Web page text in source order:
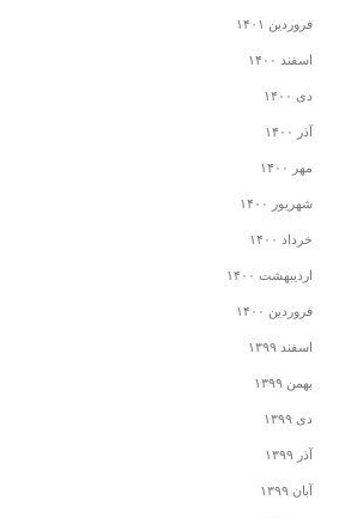
فروردین ۱۴۰۱
اسفند ۱۴۰۰
دی ۱۴۰۰
آذر ۱۴۰۰
مهر ۱۴۰۰
شهریور ۱۴۰۰
خرداد ۱۴۰۰
اردیبهشت ۱۴۰۰
فروردین ۱۴۰۰
اسفند ۱۳۹۹
بهمن ۱۳۹۹
دی ۱۳۹۹
آذر ۱۳۹۹
آبان ۱۳۹۹